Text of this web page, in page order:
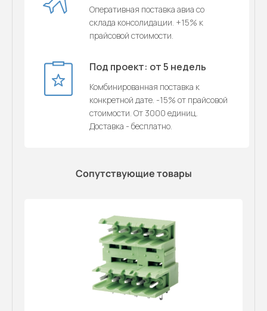
Оперативная поставка авиа со
склада консолидации. +15% к
прайсовой стоимости.
Под проект: от 5 недель
Комбинированная поставка к
конкретной дате. -15% от прайсовой
стоимости. От 3000 единиц.
Доставка - бесплатно.
Сопутствующие товары